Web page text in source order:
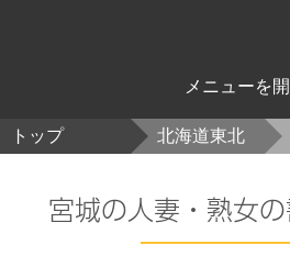
北海道東北
北海道
青森
岩手
宮城
秋田
山形
福島
関東
茨城
栃木
群馬
埼玉
千葉
東京
神奈川
中部
新潟
富山
石川
福井
山梨
長野
岐阜
静岡
愛知
近畿
三重
滋賀
京都
大阪
兵庫
奈良
和歌山
中国四国
鳥取
島根
岡山
広島
山口
徳島
香川
愛媛
高知
九州沖縄
福岡
佐賀
長崎
熊本
大分
宮崎
鹿児島
沖縄
トップ 北海道東北
宮城の人妻・熟女